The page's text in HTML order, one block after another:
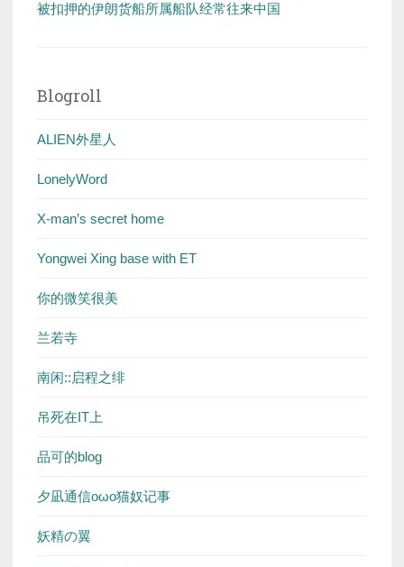
被扣押的伊朗货船所属船队经常往来中国
Blogroll
ALIEN外星人
LonelyWord
X-man’s secret home
Yongwei Xing base with ET
你的微笑很美
兰若寺
南闲::启程之绯
吊死在IT上
品可的blog
夕凪通信oωo猫奴记事
妖精の翼